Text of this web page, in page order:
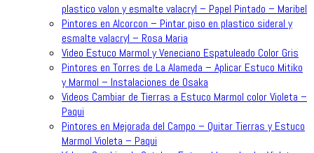
plastico valon y esmalte valacryl – Papel Pintado – Maribel
Pintores en Alcorcon – Pintar piso en plastico sideral y
esmalte valacryl – Rosa Maria
Video Estuco Marmol y Veneciano Espatuleado Color Gris
Pintores en Torres de La Alameda – Aplicar Estuco Mitiko
y Marmol – Instalaciones de Osaka
Videos Cambiar de Tierras a Estuco Marmol color Violeta –
Paqui
Pintores en Mejorada del Campo – Quitar Tierras y Estuco
Marmol Violeta – Paqui